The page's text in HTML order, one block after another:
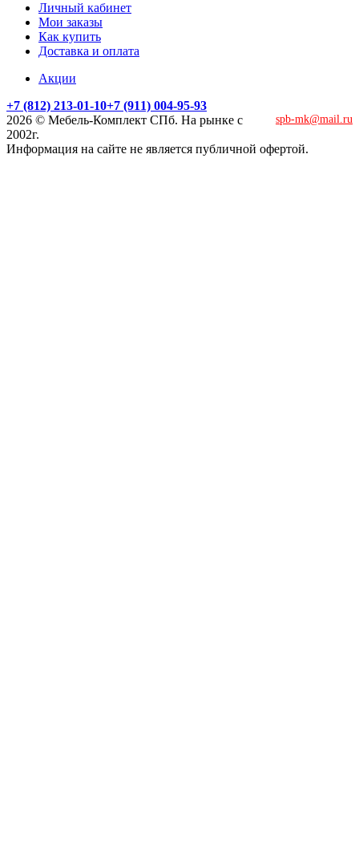
Личный кабинет
Мои заказы
Как купить
Доставка и оплата
Акции
+7 (812) 213-01-10+7 (911) 004-95-93
spb-mk@mail.ru
2026 © Мебель-Комплект СПб. На рынке с
2002г.
Информация на сайте не является публичной офертой.